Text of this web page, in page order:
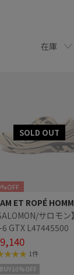
在庫
ET ROPÉ
サロモン】
GTX L47445500
1件